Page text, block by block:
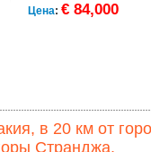
Цена: € 84,000
в 20 км от
Странджа.